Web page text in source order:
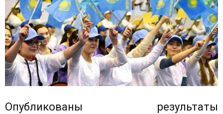
Опубликованы результаты